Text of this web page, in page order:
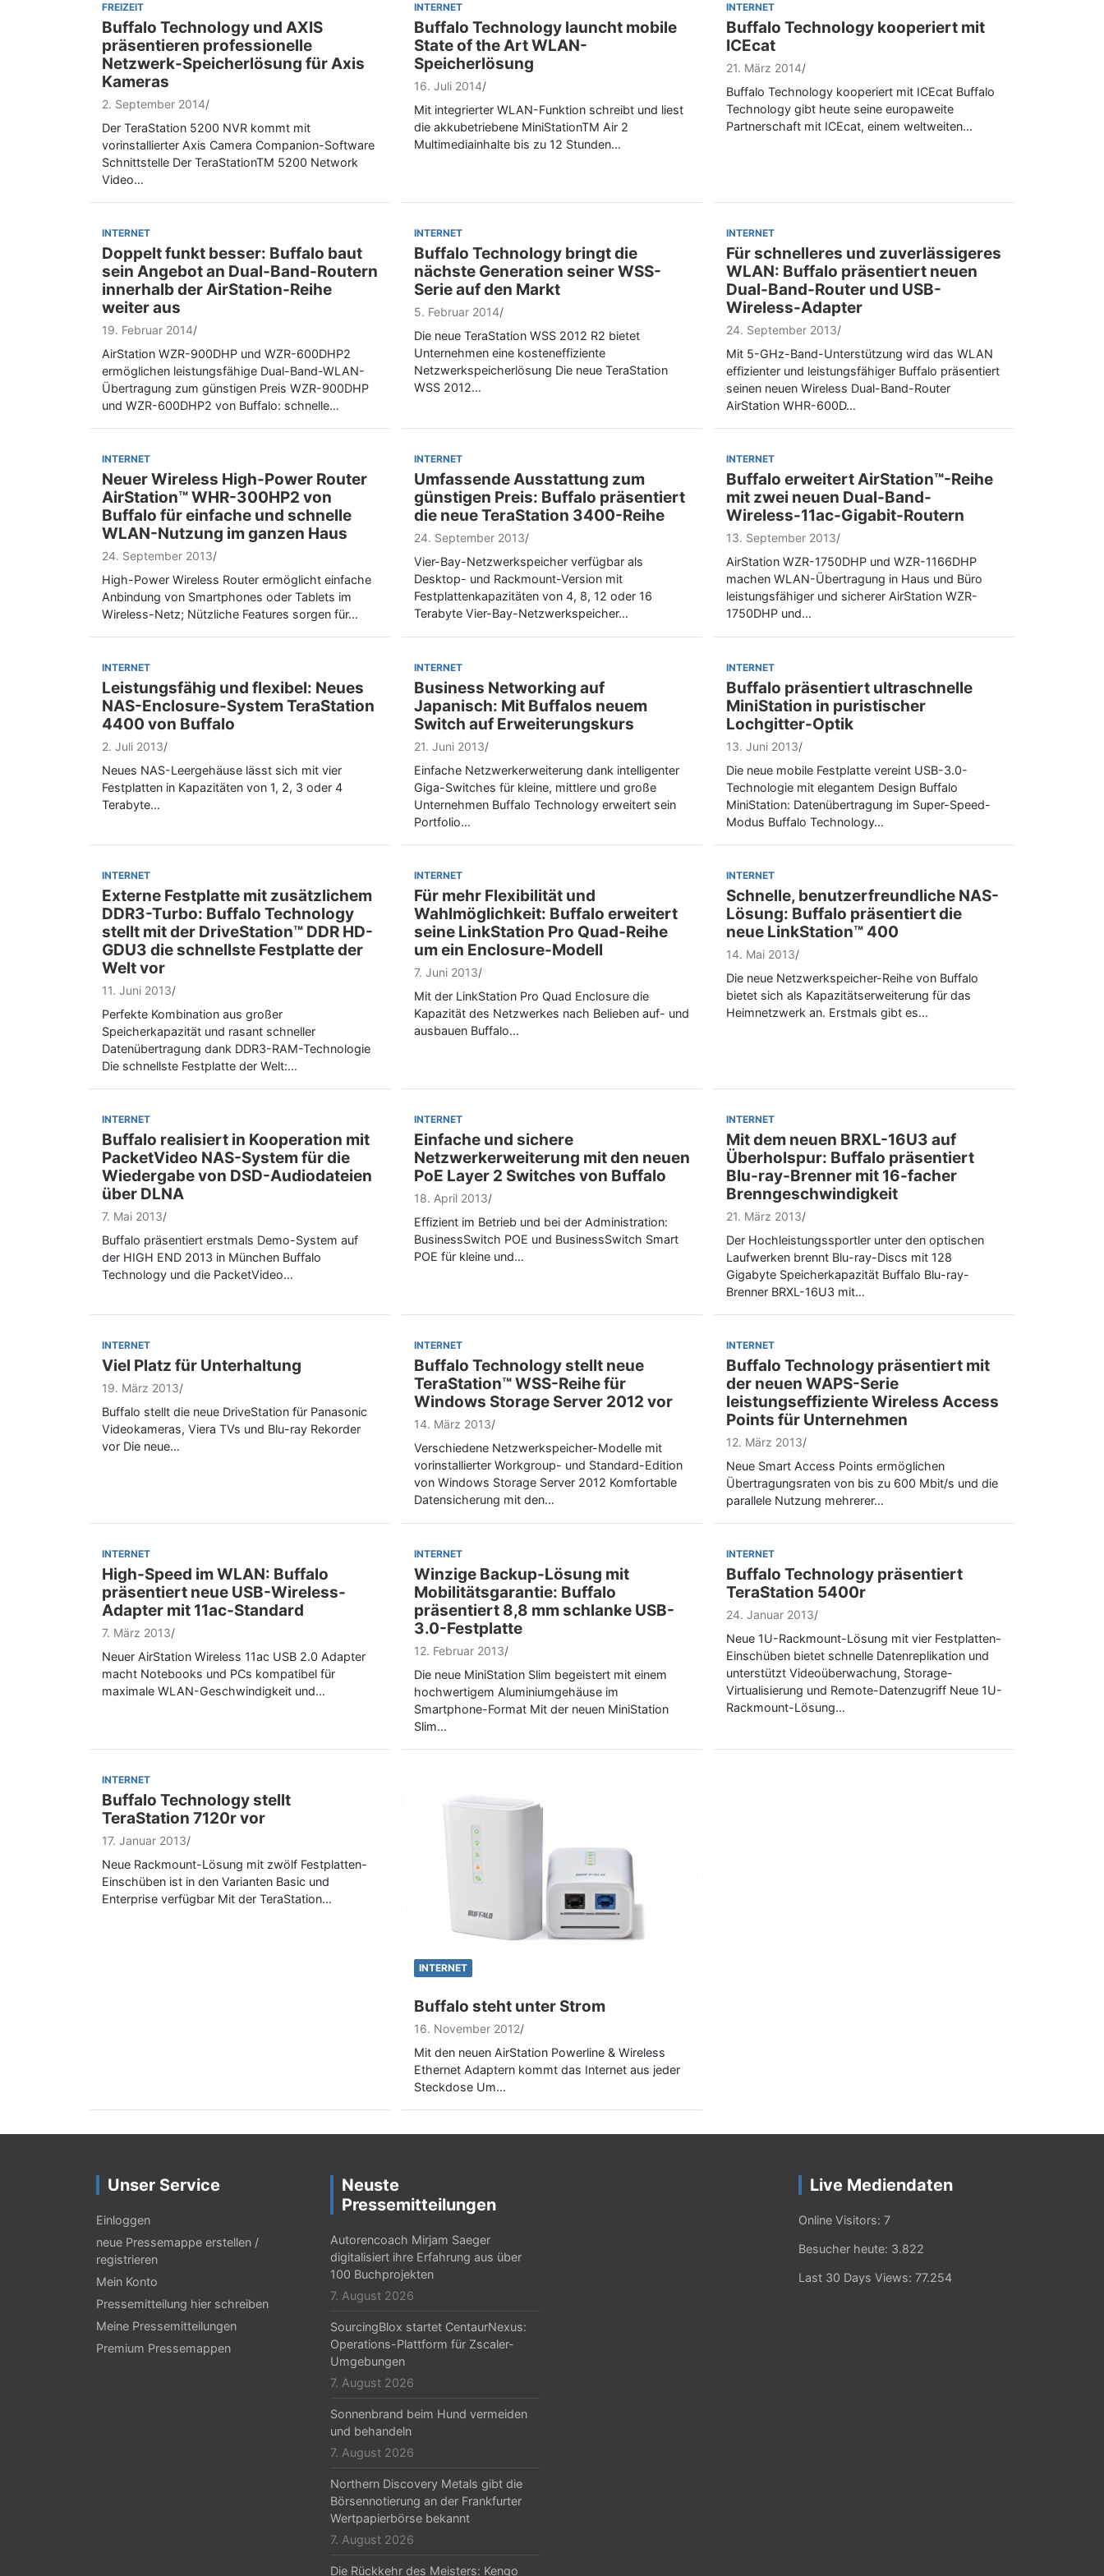
FREIZEIT
Buffalo Technology und AXIS
präsentieren professionelle
Netzwerk-Speicherlösung für Axis
Kameras
2. September 2014
Der TeraStation 5200 NVR kommt mit
vorinstallierter Axis Camera Companion-Software
Schnittstelle Der TeraStationTM 5200 Network
Video…
INTERNET
Buffalo Technology launcht mobile
State of the Art WLAN-
Speicherlösung
16. Juli 2014
Mit integrierter WLAN-Funktion schreibt und liest
die akkubetriebene MiniStationTM Air 2
Multimediainhalte bis zu 12 Stunden…
INTERNET
Buffalo Technology kooperiert mit
ICEcat
21. März 2014
Buffalo Technology kooperiert mit ICEcat Buffalo
Technology gibt heute seine europaweite
Partnerschaft mit ICEcat, einem weltweiten…
INTERNET
Doppelt funkt besser: Buffalo baut
sein Angebot an Dual-Band-Routern
innerhalb der AirStation-Reihe
weiter aus
19. Februar 2014
AirStation WZR-900DHP und WZR-600DHP2
ermöglichen leistungsfähige Dual-Band-WLAN-
Übertragung zum günstigen Preis WZR-900DHP
und WZR-600DHP2 von Buffalo: schnelle…
INTERNET
Buffalo Technology bringt die
nächste Generation seiner WSS-
Serie auf den Markt
5. Februar 2014
Die neue TeraStation WSS 2012 R2 bietet
Unternehmen eine kosteneffiziente
Netzwerkspeicherlösung Die neue TeraStation
WSS 2012…
INTERNET
Für schnelleres und zuverlässigeres
WLAN: Buffalo präsentiert neuen
Dual-Band-Router und USB-
Wireless-Adapter
24. September 2013
Mit 5-GHz-Band-Unterstützung wird das WLAN
effizienter und leistungsfähiger Buffalo präsentiert
seinen neuen Wireless Dual-Band-Router
AirStation WHR-600D…
INTERNET
Neuer Wireless High-Power Router
AirStation™ WHR-300HP2 von
Buffalo für einfache und schnelle
WLAN-Nutzung im ganzen Haus
24. September 2013
High-Power Wireless Router ermöglicht einfache
Anbindung von Smartphones oder Tablets im
Wireless-Netz; Nützliche Features sorgen für…
INTERNET
Umfassende Ausstattung zum
günstigen Preis: Buffalo präsentiert
die neue TeraStation 3400-Reihe
24. September 2013
Vier-Bay-Netzwerkspeicher verfügbar als
Desktop- und Rackmount-Version mit
Festplattenkapazitäten von 4, 8, 12 oder 16
Terabyte Vier-Bay-Netzwerkspeicher…
INTERNET
Buffalo erweitert AirStation™-Reihe
mit zwei neuen Dual-Band-
Wireless-11ac-Gigabit-Routern
13. September 2013
AirStation WZR-1750DHP und WZR-1166DHP
machen WLAN-Übertragung in Haus und Büro
leistungsfähiger und sicherer AirStation WZR-
1750DHP und…
INTERNET
Leistungsfähig und flexibel: Neues
NAS-Enclosure-System TeraStation
4400 von Buffalo
2. Juli 2013
Neues NAS-Leergehäuse lässt sich mit vier
Festplatten in Kapazitäten von 1, 2, 3 oder 4
Terabyte…
INTERNET
Business Networking auf
Japanisch: Mit Buffalos neuem
Switch auf Erweiterungskurs
21. Juni 2013
Einfache Netzwerkerweiterung dank intelligenter
Giga-Switches für kleine, mittlere und große
Unternehmen Buffalo Technology erweitert sein
Portfolio…
INTERNET
Buffalo präsentiert ultraschnelle
MiniStation in puristischer
Lochgitter-Optik
13. Juni 2013
Die neue mobile Festplatte vereint USB-3.0-
Technologie mit elegantem Design Buffalo
MiniStation: Datenübertragung im Super-Speed-
Modus Buffalo Technology…
INTERNET
Externe Festplatte mit zusätzlichem
DDR3-Turbo: Buffalo Technology
stellt mit der DriveStation™ DDR HD-
GDU3 die schnellste Festplatte der
Welt vor
11. Juni 2013
Perfekte Kombination aus großer
Speicherkapazität und rasant schneller
Datenübertragung dank DDR3-RAM-Technologie
Die schnellste Festplatte der Welt:…
INTERNET
Für mehr Flexibilität und
Wahlmöglichkeit: Buffalo erweitert
seine LinkStation Pro Quad-Reihe
um ein Enclosure-Modell
7. Juni 2013
Mit der LinkStation Pro Quad Enclosure die
Kapazität des Netzwerkes nach Belieben auf- und
ausbauen Buffalo…
INTERNET
Schnelle, benutzerfreundliche NAS-
Lösung: Buffalo präsentiert die
neue LinkStation™ 400
14. Mai 2013
Die neue Netzwerkspeicher-Reihe von Buffalo
bietet sich als Kapazitätserweiterung für das
Heimnetzwerk an. Erstmals gibt es…
INTERNET
Buffalo realisiert in Kooperation mit
PacketVideo NAS-System für die
Wiedergabe von DSD-Audiodateien
über DLNA
7. Mai 2013
Buffalo präsentiert erstmals Demo-System auf
der HIGH END 2013 in München Buffalo
Technology und die PacketVideo…
INTERNET
Einfache und sichere
Netzwerkerweiterung mit den neuen
PoE Layer 2 Switches von Buffalo
18. April 2013
Effizient im Betrieb und bei der Administration:
BusinessSwitch POE und BusinessSwitch Smart
POE für kleine und…
INTERNET
Mit dem neuen BRXL-16U3 auf
Überholspur: Buffalo präsentiert
Blu-ray-Brenner mit 16-facher
Brenngeschwindigkeit
21. März 2013
Der Hochleistungssportler unter den optischen
Laufwerken brennt Blu-ray-Discs mit 128
Gigabyte Speicherkapazität Buffalo Blu-ray-
Brenner BRXL-16U3 mit…
INTERNET
Viel Platz für Unterhaltung
19. März 2013
Buffalo stellt die neue DriveStation für Panasonic
Videokameras, Viera TVs und Blu-ray Rekorder
vor Die neue…
INTERNET
Buffalo Technology stellt neue
TeraStation™ WSS-Reihe für
Windows Storage Server 2012 vor
14. März 2013
Verschiedene Netzwerkspeicher-Modelle mit
vorinstallierter Workgroup- und Standard-Edition
von Windows Storage Server 2012 Komfortable
Datensicherung mit den…
INTERNET
Buffalo Technology präsentiert mit
der neuen WAPS-Serie
leistungseffiziente Wireless Access
Points für Unternehmen
12. März 2013
Neue Smart Access Points ermöglichen
Übertragungsraten von bis zu 600 Mbit/s und die
parallele Nutzung mehrerer…
INTERNET
High-Speed im WLAN: Buffalo
präsentiert neue USB-Wireless-
Adapter mit 11ac-Standard
7. März 2013
Neuer AirStation Wireless 11ac USB 2.0 Adapter
macht Notebooks und PCs kompatibel für
maximale WLAN-Geschwindigkeit und…
INTERNET
Winzige Backup-Lösung mit
Mobilitätsgarantie: Buffalo
präsentiert 8,8 mm schlanke USB-
3.0-Festplatte
12. Februar 2013
Die neue MiniStation Slim begeistert mit einem
hochwertigem Aluminiumgehäuse im
Smartphone-Format Mit der neuen MiniStation
Slim…
INTERNET
Buffalo Technology präsentiert
TeraStation 5400r
24. Januar 2013
Neue 1U-Rackmount-Lösung mit vier Festplatten-
Einschüben bietet schnelle Datenreplikation und
unterstützt Videoüberwachung, Storage-
Virtualisierung und Remote-Datenzugriff Neue 1U-
Rackmount-Lösung…
INTERNET
Buffalo Technology stellt
TeraStation 7120r vor
17. Januar 2013
Neue Rackmount-Lösung mit zwölf Festplatten-
Einschüben ist in den Varianten Basic und
Enterprise verfügbar Mit der TeraStation…
INTERNET
Buffalo steht unter Strom
16. November 2012
Mit den neuen AirStation Powerline & Wireless
Ethernet Adaptern kommt das Internet aus jeder
Steckdose Um…
Unser Service
Einloggen
neue Pressemappe erstellen /
registrieren
Mein Konto
Pressemitteilung hier schreiben
Meine Pressemitteilungen
Premium Pressemappen
Neuste
Pressemitteilungen
Autorencoach Mirjam Saeger
digitalisiert ihre Erfahrung aus über
100 Buchprojekten
7. August 2026
SourcingBlox startet CentaurNexus:
Operations-Plattform für Zscaler-
Umgebungen
7. August 2026
Sonnenbrand beim Hund vermeiden
und behandeln
7. August 2026
Northern Discovery Metals gibt die
Börsennotierung an der Frankfurter
Wertpapierbörse bekannt
7. August 2026
Die Rückkehr des Meisters: Kengo
Live Mediendaten
Online Visitors: 7
Besucher heute: 3.822
Last 30 Days Views: 77.254